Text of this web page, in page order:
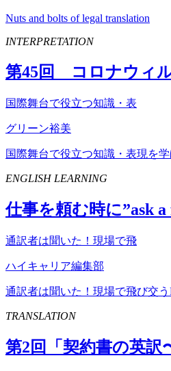
Nuts and bolts of legal translation
INTERPRETATION
第45回 コロナウィ
国際舞台で役立つ知識・表
グリーン裕美
国際舞台で役立つ知識・表現を学
ENGLISH LEARNING
仕事を頼む時に”ask a
通訳者は聞いた！現場で飛
ハイキャリア編集部
通訳者は聞いた！現場で飛び交
TRANSLATION
第2回「契約書の英訳